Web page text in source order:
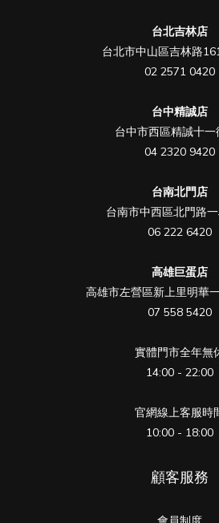
台北吉林店
台北市中山區吉林路
02 2571 0420
台中精誠店
台中市西區精誠十一
04 2320 9420
台南北門店
台南市中西區北門路
06 222 6420
高雄巨蛋店
高雄市左營區新上里明華
07 558 5420
實體門市全年無
14:00 - 22:00
官網線上客服時
10:00 - 18:00
顧客服務